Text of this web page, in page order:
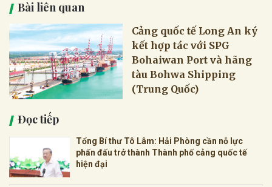
Bài liên quan
Cảng quốc tế Long An ký
kết hợp tác với SPG
Bohaiwan Port và hãng
tàu Bohwa Shipping
(Trung Quốc)
Đọc tiếp
Tổng Bí thư Tô Lâm: Hải Phòng cần nỗ lực
phấn đấu trở thành Thành phố cảng quốc tế
hiện đại